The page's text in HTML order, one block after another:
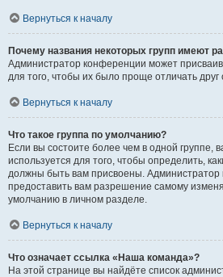
Вернуться к началу
Почему названия некоторых групп имеют
Администратор конференции может
для того, чтобы их было проще отличать друг
Вернуться к началу
Что такое группа по умолчанию?
Если вы состоите более чем в одной группе,
используется для того, чтобы определить,
должны быть вам присвоены.
предоставить вам разрешение самому
умолчанию в личном разделе.
Вернуться к началу
Что означает ссылка «Наша команда»?
На этой странице вы найдёте список